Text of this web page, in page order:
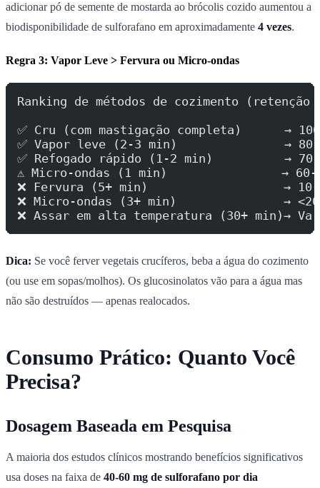
adicionar pó de semente de mostarda ao brócolis cozido aumentou a
biodisponibilidade de sulforafano em aproximadamente 4 vezes.
Regra 3: Vapor Leve > Fervura ou Micro-ondas
Ranking de métodos de cozimento
✅ Cru (com mastigação completa)      →
✅ Vapor leve (2-3 min)               → 80-
✅ Refogado rápido (1-2 min)          → 70-
⚠️ Micro-ondas (1 min)                → 60-
❌ Fervura (5+ min)                   → 10-
❌ Micro-ondas (3+ min)               →
❌ Assar em alta temperatura (30+ min)→
Dica: Se você ferver vegetais crucíferos, beba a água do cozimento
(ou use em sopas/molhos). Os glucosinolatos vão para a água mas
não são destruídos — apenas realocados.
Consumo Prático: Quanto Você
Precisa?
Dosagem Baseada em Pesquisa
A maioria dos estudos clínicos mostrando benefícios significativos
usa doses na faixa de 40-60 mg de sulforafano por dia